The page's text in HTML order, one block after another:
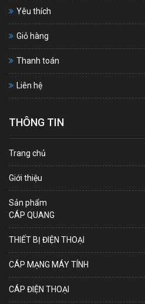
Yêu thích
Giỏ hàng
Thanh toán
Liên hệ
THÔNG TIN
Trang chủ
Giới thiệu
Sản phẩm
CÁP QUANG
THIẾT BỊ ĐIỆN THOẠI
CÁP MẠNG MÁY TÍNH
CÁP ĐIỆN THOẠI